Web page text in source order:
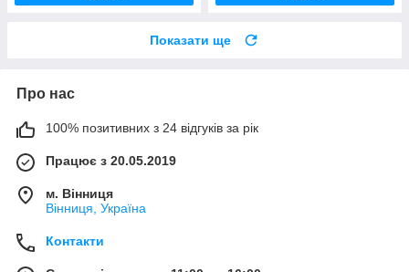
Показати ще
Про нас
100% позитивних з 24 відгуків за рік
Працює з 20.05.2019
м. Вінниця
Вінниця, Україна
Контакти